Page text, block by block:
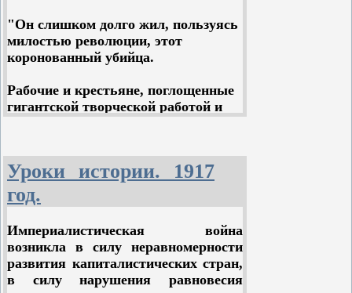
Правительством Николай Романов
и его семья были заключены
первоначально под домашний арест
Под влиянием растущего
возмущения рабочих, солдат и
старого самодержавного строя,
Временное Правительство решило
отправить “царственного узника”
подальше, в глубь страны. Таким
местом избран был Тобольск,
родина старого друга и
“молитвенника” семьи Романовых
— Распутина, вотчина его
"Он слишком долго жил, пользуясь
милостью революции, этот
коронованный убийца.
Рабочие и крестьяне, поглощенные
гигантской творческой работой и
оставляли жить до народного суда.
Историей ему давно был вынесен
смертный приговор. Своими
преступлениями Николай
Кровавый прославился на весь
мир. Все свое царствование он
безжалостно душил рабочих и
крестьян, расстреливал и вешал их
Уроки истории. 1917
год.
Империалистическая война
возникла в силу неравномерности
развития капиталистических стран,
в силу нарушения равновесия